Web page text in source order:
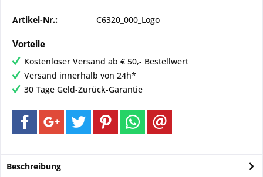
Artikel-Nr.: C6320_000_Logo
Vorteile
Kostenloser Versand ab € 50,- Bestellwert
Versand innerhalb von 24h*
30 Tage Geld-Zurück-Garantie
Beschreibung